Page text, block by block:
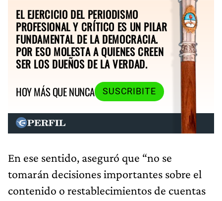
EL EJERCICIO DEL PERIODISMO
PROFESIONAL Y CRÍTICO ES UN PILAR
FUNDAMENTAL DE LA DEMOCRACIA.
POR ESO MOLESTA A QUIENES CREEN
SER LOS DUEÑOS DE LA VERDAD.
HOY MÁS QUE NUNCA
SUSCRIBITE
En ese sentido, aseguró que “no se
tomarán decisiones importantes sobre el
contenido o restablecimientos de cuentas